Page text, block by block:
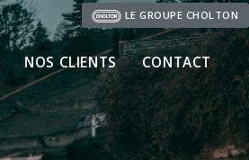
LE GROUPE CHOLTON
NOS CLIENTS CONTACT